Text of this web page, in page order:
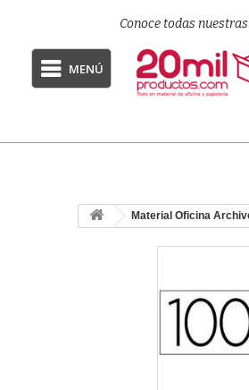
Conoce todas
MENÚ
Material Oficina